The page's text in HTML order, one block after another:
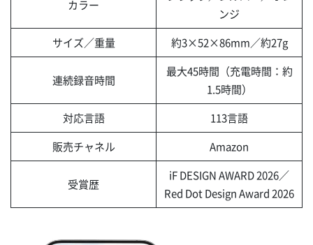
カラー
ンジ
サイズ／重量
約3×52×86mm／約27g
連続録音時間
最大45時間（充電時間：約
1.5時間）
対応言語
113言語
販売チャネル
Amazon
受賞歴
iF DESIGN AWARD 2026／
Red Dot Design Award 2026